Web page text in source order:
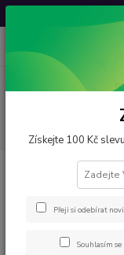
Šperky z minerálů
fazetovaných korálků s ocelí
Rubín v
jemných
Získejte 100 Kč
Přeji si odebírat
Souhlasím se